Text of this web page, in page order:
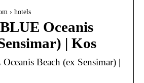
› hotels
Oceanis
| Kos
Beach (ex Sensimar) |